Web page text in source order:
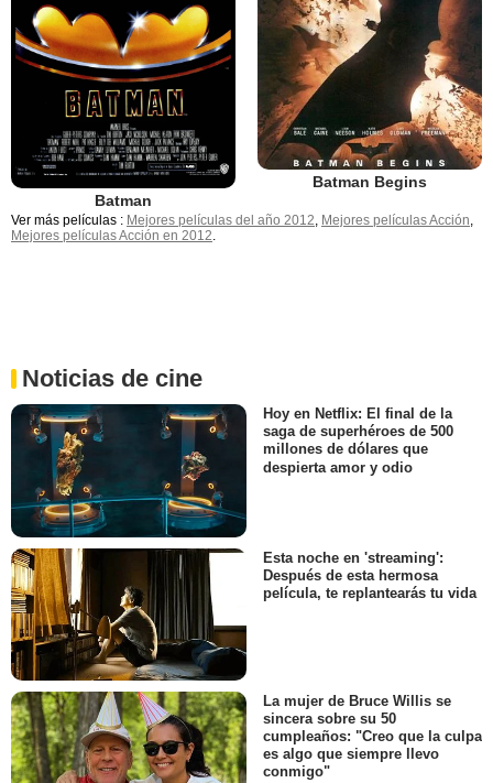
Batman
Batman Begins
Ver más películas : Mejores películas del año 2012, Mejores películas Acción,
Mejores películas Acción en 2012.
Noticias de cine
Hoy en Netflix: El final de la
saga de superhéroes de 500
millones de dólares que
despierta amor y odio
Esta noche en 'streaming':
Después de esta hermosa
película, te replantearás tu vida
La mujer de Bruce Willis se
sincera sobre su 50
cumpleaños: "Creo que la culpa
es algo que siempre llevo
conmigo"